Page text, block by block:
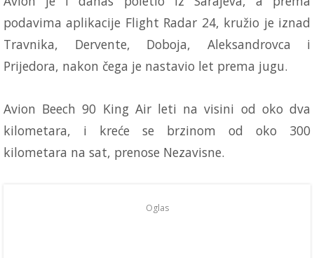
podavima aplikacije Flight Radar 24, kružio je iznad
Travnika, Dervente, Doboja, Aleksandrovca i
Prijedora, nakon čega je nastavio let prema jugu.
Avion Beech 90 King Air leti na visini od oko dva
kilometara, i kreće se brzinom od oko 300
kilometara na sat, prenose Nezavisne.
Oglas